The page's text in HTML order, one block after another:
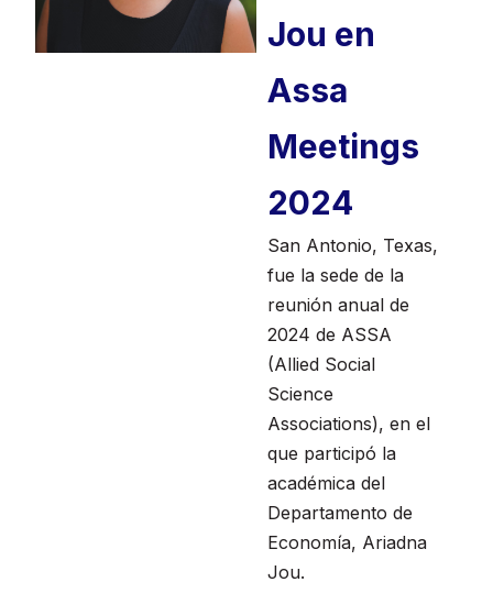
Jou en
Assa
Meetings
2024
San Antonio, Texas,
fue la sede de la
reunión anual de
2024 de ASSA
(Allied Social
Science
Associations), en el
que participó la
académica del
Departamento de
Economía, Ariadna
Jou.